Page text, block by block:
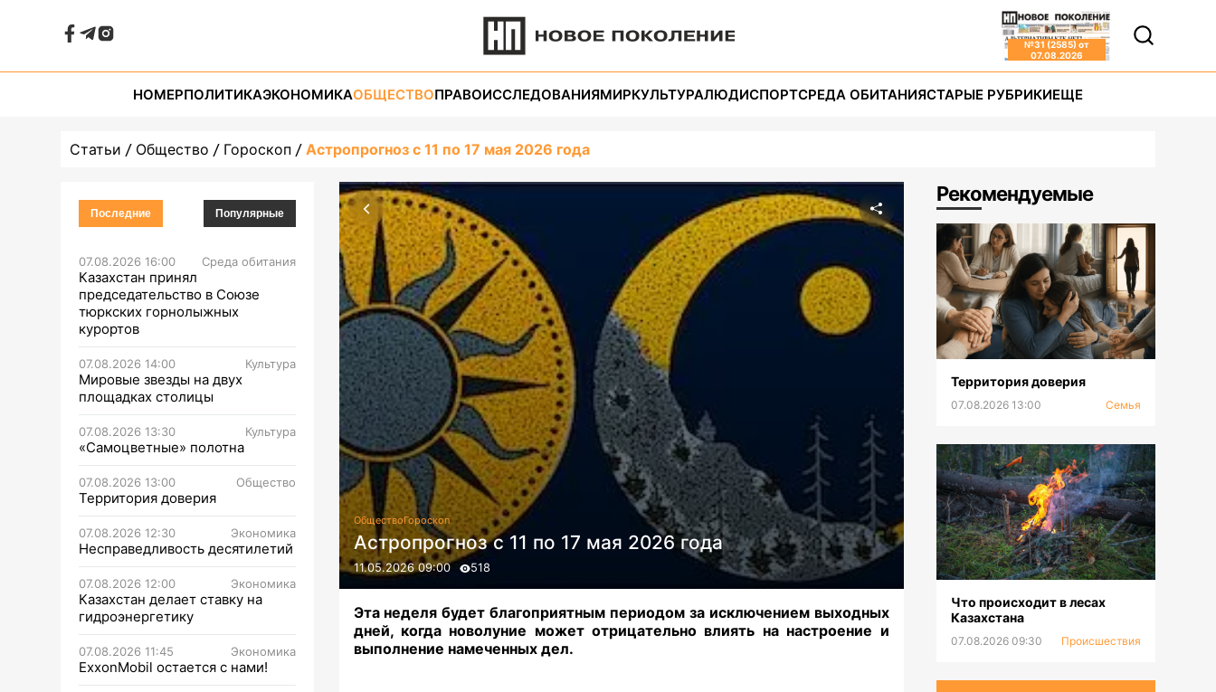
№31 (2585) от
07.08.2026
НОМЕРПОЛИТИКАЭКОНОМИКАОБЩЕСТВОПРАВОИССЛЕДОВАНИЯМИРКУЛЬТУРАЛЮДИСПОРТСРЕДА ОБИТАНИЯСТАРЫЕ РУБРИКИЕЩЕ
Статьи Общество Гороскоп Астропрогноз с 11 по 17 мая 2026 года
Последние Популярные
07.08.2026 16:00 Среда обитания
Казахстан принял
председательство в Союзе
тюркских горнолыжных
курортов
07.08.2026 14:00 Культура
Мировые звезды на двух
площадках столицы
07.08.2026 13:30 Культура
«Самоцветные» полотна
07.08.2026 13:00 Общество
Территория доверия
07.08.2026 12:30 Экономика
Несправедливость десятилетий
07.08.2026 12:00 Экономика
Казахстан делает ставку на
гидроэнергетику
07.08.2026 11:45 Экономика
ExxonMobil остается с нами!
ОбществоГороскоп
Астропрогноз с 11 по 17 мая 2026 года
11.05.2026 09:00 518
Эта неделя будет благоприятным периодом за исключением выходных
дней, когда новолуние может отрицательно влиять на настроение и
выполнение намеченных дел.
Рекомендуемые
Территория доверия
07.08.2026 13:00 Семья
Что происходит в лесах
Казахстана
07.08.2026 09:30 Происшествия